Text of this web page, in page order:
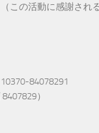
この活動に感謝され
84078291
）